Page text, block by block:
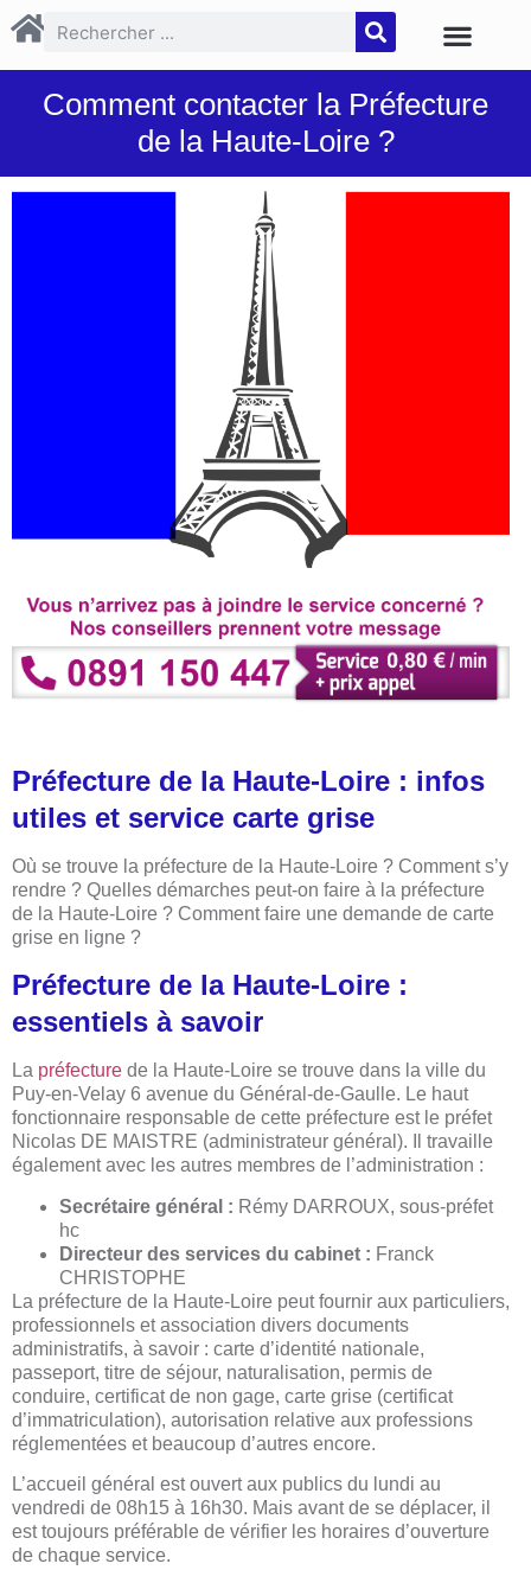
Comment contacter la Préfecture
de la Haute-Loire ?
Préfecture de la Haute-Loire : infos
utiles et service carte grise
Où se trouve la préfecture de la Haute-Loire ? Comment s’y
rendre ? Quelles démarches peut-on faire à la préfecture
de la Haute-Loire ? Comment faire une demande de carte
grise en ligne ?
Préfecture de la Haute-Loire :
essentiels à savoir
La préfecture de la Haute-Loire se trouve dans la ville du
Puy-en-Velay 6 avenue du Général-de-Gaulle. Le haut
fonctionnaire responsable de cette préfecture est le préfet
Nicolas DE MAISTRE (administrateur général). Il travaille
également avec les autres membres de l’administration :
Secrétaire général : Rémy DARROUX, sous-préfet
hc
Directeur des services du cabinet : Franck
CHRISTOPHE
La préfecture de la Haute-Loire peut fournir aux particuliers,
professionnels et association divers documents
administratifs, à savoir : carte d’identité nationale,
passeport, titre de séjour, naturalisation, permis de
conduire, certificat de non gage, carte grise (certificat
d’immatriculation), autorisation relative aux professions
réglementées et beaucoup d’autres encore.
L’accueil général est ouvert aux publics du lundi au
vendredi de 08h15 à 16h30. Mais avant de se déplacer, il
est toujours préférable de vérifier les horaires d’ouverture
de chaque service.